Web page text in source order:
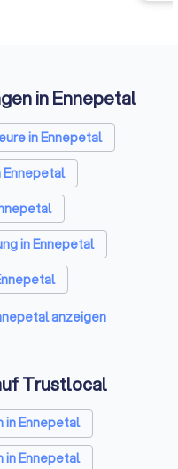
in Ennepetal
in Ennepetal
Ennepetal
in Ennepetal
Ennepetal
Ennepetal
anzeigen
Trustlocal
in Ennepetal
in Ennepetal